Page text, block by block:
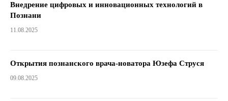
Внедрение цифровых и инновационных технологий в
Познани
11.08.2025
Открытия познанского врача-новатора Юзефа Струся
09.08.2025